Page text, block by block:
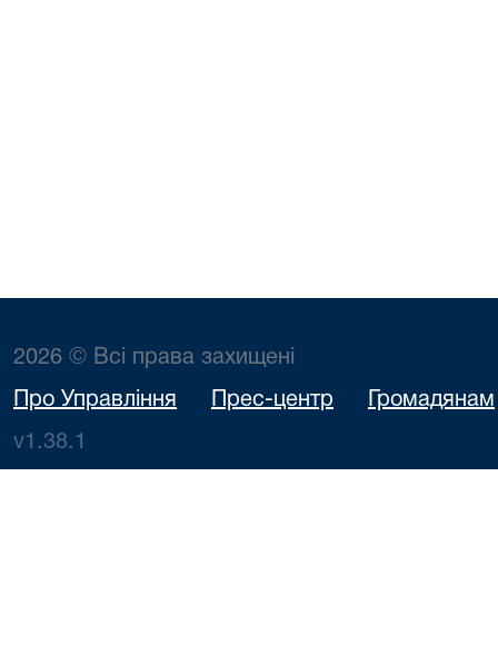
2026 © Всі права захищені
Про Управління Прес-центр Громадянам
v1.38.1